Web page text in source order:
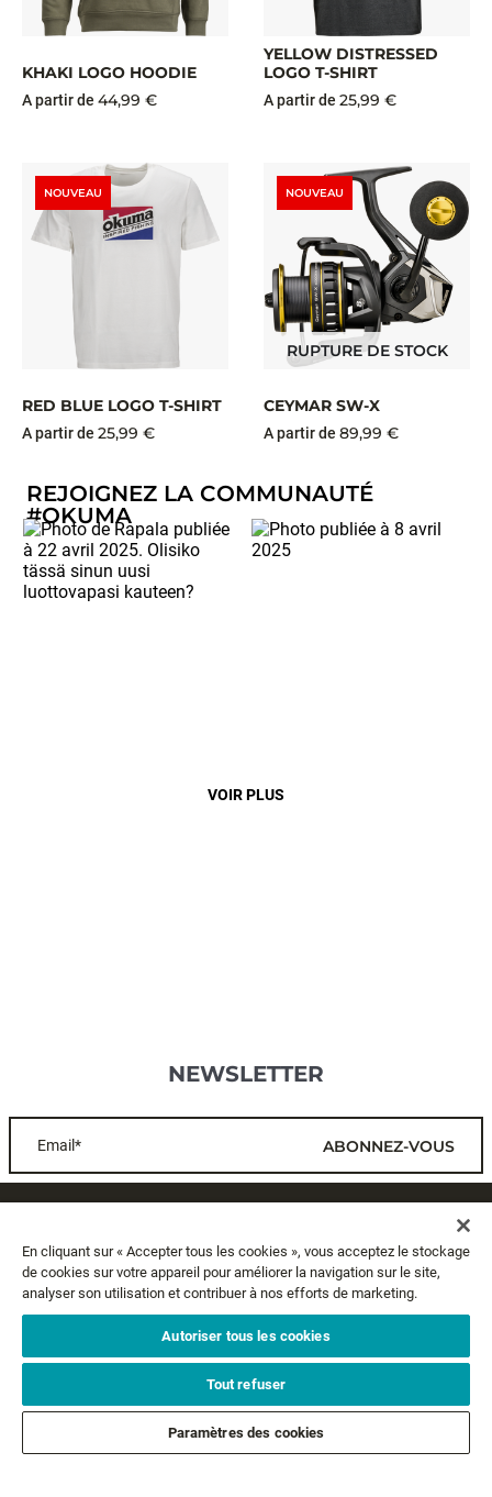
KHAKI LOGO HOODIE
A partir de 44,99 €
YELLOW DISTRESSED
LOGO T-SHIRT
A partir de 25,99 €
NOUVEAU
RED BLUE LOGO T-SHIRT
A partir de 25,99 €
NOUVEAU
RUPTURE DE STOCK
CEYMAR SW-X
A partir de 89,99 €
VOIR PLUS
REJOIGNEZ LA COMMUNAUTÉ
#OKUMA
NEWSLETTER
Email* ABONNEZ-VOUS
A PROPOS
MENTIONS LÉGALES
SUIVEZ-NOUS
En cliquant sur « Accepter tous les cookies », vous acceptez le stockage
de cookies sur votre appareil pour améliorer la navigation sur le site,
analyser son utilisation et contribuer à nos efforts de marketing.
Autoriser tous les cookies
Tout refuser
Paramètres des cookies